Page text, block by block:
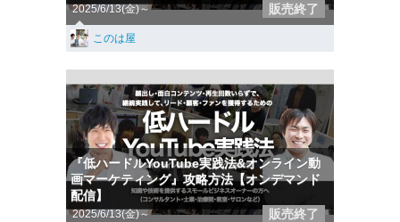
2025/6/13(金)～ 販売終了
このは屋
『低ハードルYouTube実践法&オンライン動
画マーケティング』攻略方法【オンデマンド
配信】
2025/6/13(金)～ 販売終了